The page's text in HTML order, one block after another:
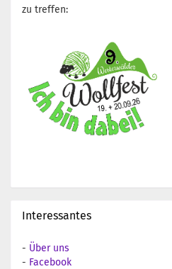
zu treffen:
Interessantes
- Über uns
- Facebook